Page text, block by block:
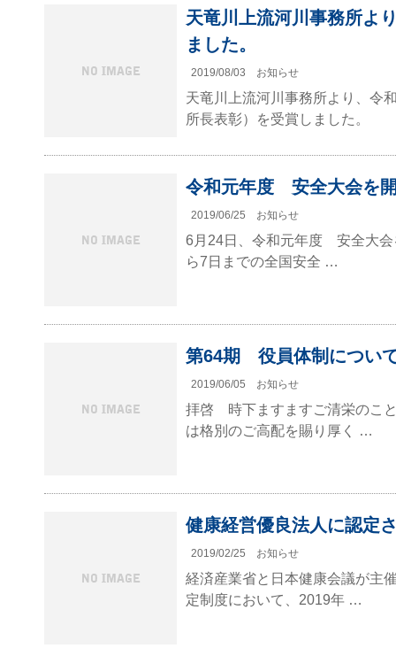
天竜川上流河川事務所よ
ました。
2019/08/03 お知らせ
天竜川上流河川事務所より、令
所長表彰）を受賞しました。
令和元年度 安全大会を
2019/06/25 お知らせ
6月24日、令和元年度 安全大会
ら7日までの全国安全 …
第64期 役員体制につい
2019/06/05 お知らせ
拝啓 時下ますますご清栄のこ
は格別のご高配を賜り厚く …
健康経営優良法人に認定
2019/02/25 お知らせ
経済産業省と日本健康会議が主
定制度において、2019年 …